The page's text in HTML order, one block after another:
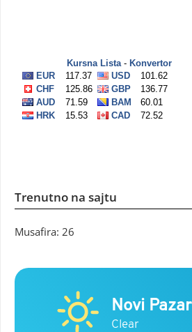
Trenutno na sajtu
Musafira: 26
Novi Pazar
Clear